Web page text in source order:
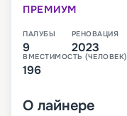
ПРЕМИУМ
ПАЛУБЫ
9
РЕНОВАЦИЯ
2023
ВМЕСТИМОСТЬ (ЧЕЛОВЕК)
196
О лайнере